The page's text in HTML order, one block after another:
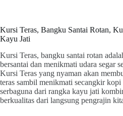
Kursi Teras, Bangku Santai Rotan,
Kayu Jati
Kursi Teras, bangku santai rotan
bersantai dan menikmati udara segar
Kursi Teras yang nyaman akan
teras sambil menikmati secangkir
serbaguna dari rangka kayu jati
berkualitas dari langsung pengrajin